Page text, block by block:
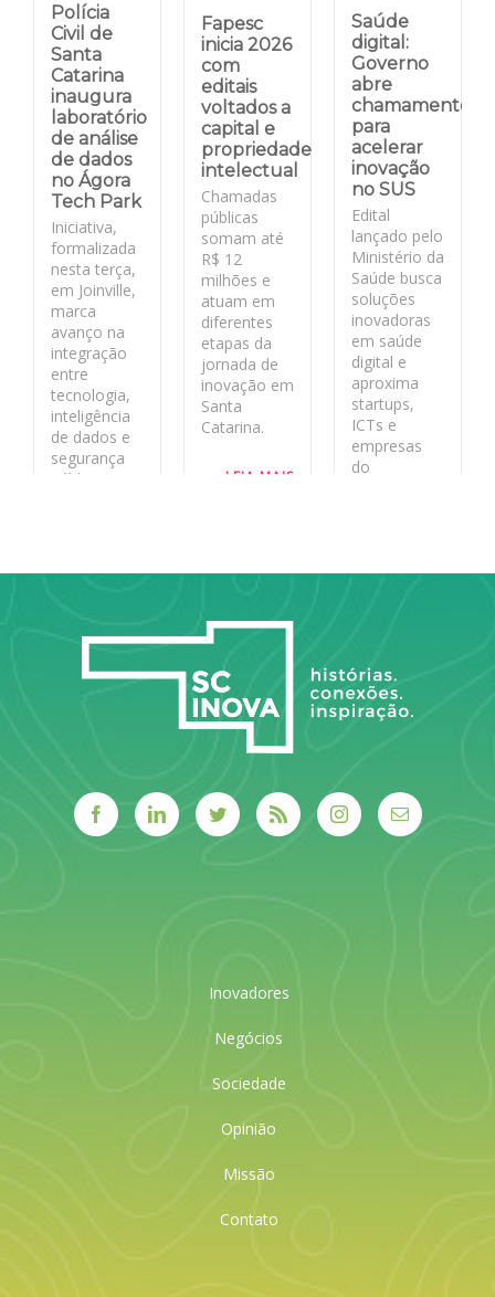
Polícia
Civil de
Santa
Catarina
inaugura
laboratório
de análise
de dados
no Ágora
Tech Park
Iniciativa,
formalizada
nesta terça,
em Joinville,
marca
avanço na
integração
entre
tecnologia,
inteligência
de dados e
segurança
pública no
Fapesc
inicia 2026
com
editais
voltados a
capital e
propriedade
intelectual
Chamadas
públicas
somam até
R$ 12
milhões e
atuam em
diferentes
etapas da
jornada de
inovação em
Santa
Catarina.
LEIA MAIS
Saúde
digital:
Governo
abre
chamamento
para
acelerar
inovação
no SUS
Edital
lançado pelo
Ministério da
Saúde busca
soluções
inovadoras
em saúde
digital e
aproxima
startups,
ICTs e
empresas
do
sistema
Inovadores
Negócios
Sociedade
Opinião
Missão
Contato